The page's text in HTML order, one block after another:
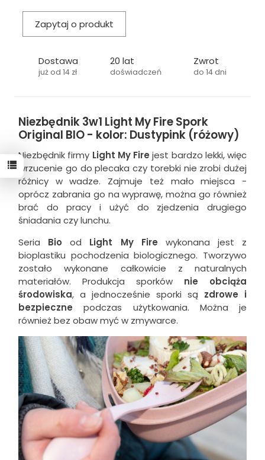
Zapytaj o produkt
Dostawa
już od 14 zł
20 lat
doświadczeń
Zwrot
do 14 dni
Niezbędnik 3w1 Light My Fire Spork
Original BIO - kolor: Dustypink (różowy)
Niezbędnik firmy Light My Fire jest bardzo lekki, więc
wrzucenie go do plecaka czy torebki nie zrobi dużej
różnicy w wadze. Zajmuje też mało miejsca -
oprócz zabrania go na wyprawę, można go również
brać do pracy i użyć do zjedzenia drugiego
śniadania czy lunchu.
Seria Bio od Light My Fire wykonana jest z
bioplastiku pochodzenia biologicznego. Tworzywo
zostało wykonane całkowicie z naturalnych
materiałów. Produkcja sporków nie obciąża
środowiska, a jednocześnie sporki są zdrowe i
bezpieczne podczas użytkowania. Można je
również bez obaw myć w zmywarce.